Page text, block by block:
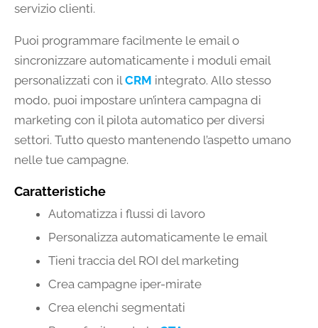
servizio clienti.
Puoi programmare facilmente le email o
sincronizzare automaticamente i moduli email
personalizzati con ilCRM integrato. Allo stesso
modo, puoi impostare un’intera campagna di
marketing con il pilota automatico per diversi
settori. Tutto questo mantenendo l’aspetto umano
nelle tue campagne.
Caratteristiche
Automatizza i flussi di lavoro
Personalizza automaticamente le email
Tieni traccia del ROI del marketing
Crea campagne iper-mirate
Crea elenchi segmentati